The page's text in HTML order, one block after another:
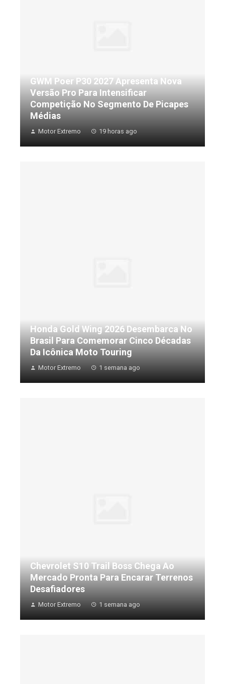
GWM Poer P30 2027 Apresenta Nova
Versão Pro Para Intensificar
Competição No Segmento De Picapes
Médias
Motor Extremo 19 horas ago
Honda Gold Wing 2026 Desembarca No
Brasil Para Comemorar Cinco Décadas
Da Icônica Moto Touring
Motor Extremo 1 semana ago
Chevrolet S10 Trail Boss Chega Ao
Mercado Pronta Para Encarar Terrenos
Desafiadores
Motor Extremo 1 semana ago